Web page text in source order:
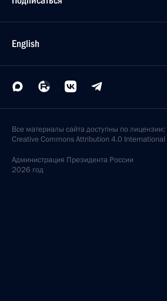
English
Все материалы сайта доступны по лицензии:
Creative Commons Attribution 4.0 International
Администрация Президента России
2026 год